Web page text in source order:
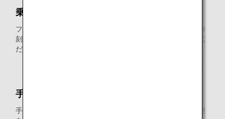
乗車手続き
フライト区間と同様にチェックインが必要です。列車出発時
刻の15分前までに
をお済ませく
ださい。
手荷物
手荷物はご自身で列車までお持ちいただき、ご自身での管理